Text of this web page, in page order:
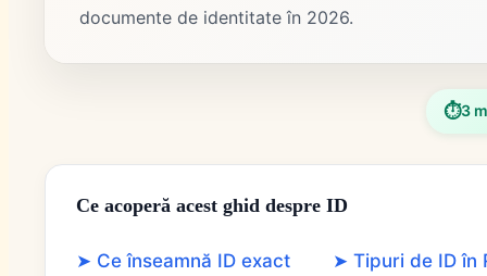
documente de identitate în 2026.
⏱️3
Ce acoperă acest ghid despre ID
➤ Ce înseamnă ID exact ➤ Tipuri de ID în